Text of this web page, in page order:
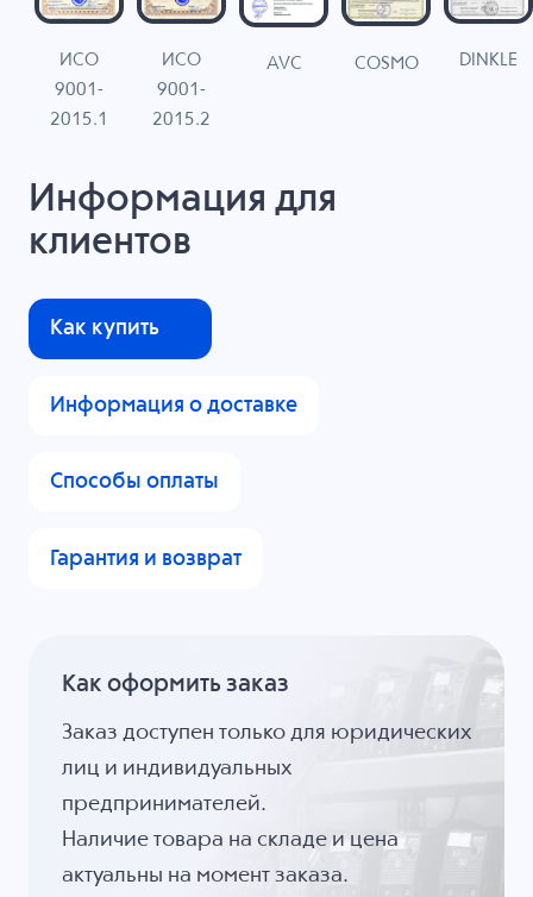
ИСО
9001-
2015.1
ИСО
9001-
2015.2
AVC COSMO DINKLE
Информация для
клиентов
Как купить
Информация о доставке
Способы оплаты
Гарантия и возврат
Как оформить заказ
Заказ доступен только для юридических
лиц и индивидуальных
предпринимателей.
Наличие товара на складе и цена
актуальны на момент заказа.